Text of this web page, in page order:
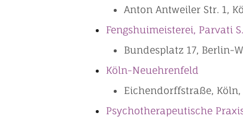
Orte mit vielen
Anton Antweiler Str. 1,
Fengshuimeisterei, Parvati
Bundesplatz 17, Berlin-
Köln-Neuehrenfeld
Eichendorffstraße, Köln,
Psychotherapeutische